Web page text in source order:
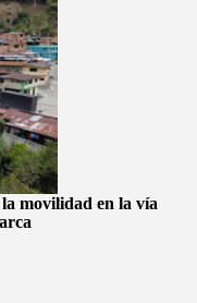
movilidad en la vía